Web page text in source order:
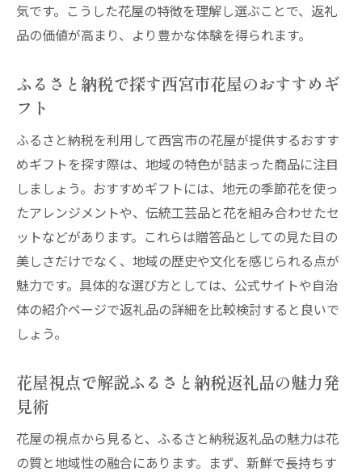
気です。こうした花屋の特徴を理解し選ぶことで、返礼
品の価値が高まり、より豊かな体験を得られます。
ふるさと納税で探す西宮市花屋のおすすめギ
フト
ふるさと納税を利用して西宮市の花屋が提供するおすす
めギフトを探す際は、地域の特色が詰まった商品に注目
しましょう。おすすめギフトには、地元の季節花を使っ
たアレンジメントや、伝統工芸品と花を組み合わせたセ
ットなどがあります。これらは贈答品としての見た目の
美しさだけでなく、地域の歴史や文化を感じられる点が
魅力です。具体的な選び方としては、公式サイトや自治
体の紹介ページで返礼品の詳細を比較検討すると良いで
しょう。
花屋視点で解説ふるさと納税返礼品の魅力発
見術
花屋の視点から見ると、ふるさと納税返礼品の魅力は花
の質と地域性の融合にあります。まず、新鮮で長持ちす